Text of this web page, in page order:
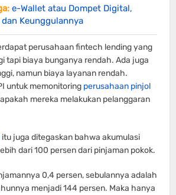
e-Wallet atau Dompet Digital,
Keunggulannya
perusahaan fintech lending yang
tapi biaya bunganya rendah. Ada juga
namun biaya layanan rendah.
untuk memonitoring perusahaan pinjol
mereka melakukan pelanggaran
itu juga ditegaskan bahwa akumulasi
dari 100 persen dari pinjaman pokok.
0,4 persen, sebulannya adalah
menjadi 144 persen. Maka hanya